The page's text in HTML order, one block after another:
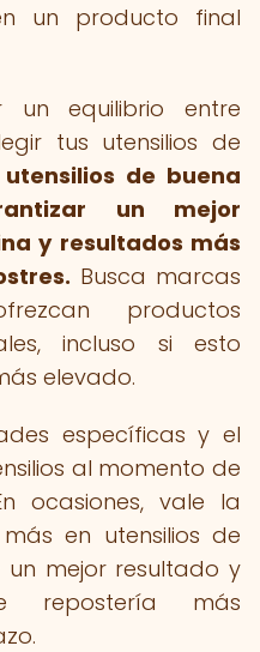
un producto final
un equilibrio entre
tus utensilios de
de buena
un mejor
y resultados más
Busca marcas
productos
incluso si esto
elevado.
específicas y el
al momento de
ocasiones, vale la
en utensilios de
mejor resultado y
repostería más